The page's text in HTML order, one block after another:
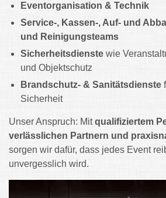
Eventorganisation & Technik
Service-, Kassen-, Auf- und
und Reinigungsteams
Sicherheitsdienste wie
und Objektschutz
Brandschutz- & Sanitätsdienste
Sicherheit
Unser Anspruch: Mitqualifiziertem
verlässlichen Partnern und
sorgen wir dafür, dass jedes Event
unvergesslich wird.